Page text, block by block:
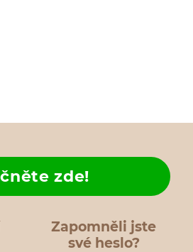
Zapomněli jste
své heslo?
zde!